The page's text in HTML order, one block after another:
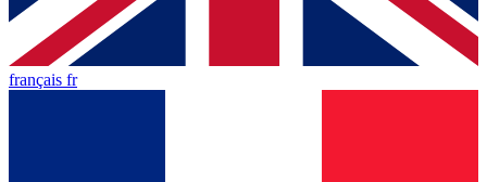
français fr